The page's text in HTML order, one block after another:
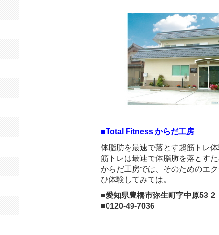
■Total Fitness からだ工房
体脂肪を最速で落とす超筋トレ
筋トレは最速で体脂肪を落とす
からだ工房では、そのためのエ
ひ体験してみては。
■愛知県豊橋市弥生町字中原53-
■0120-49-7036